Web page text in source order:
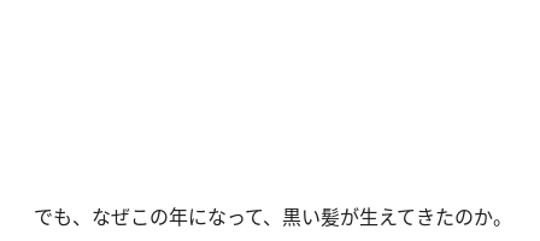
でも、なぜこの年になって、黒い髪が生えてきたのか。